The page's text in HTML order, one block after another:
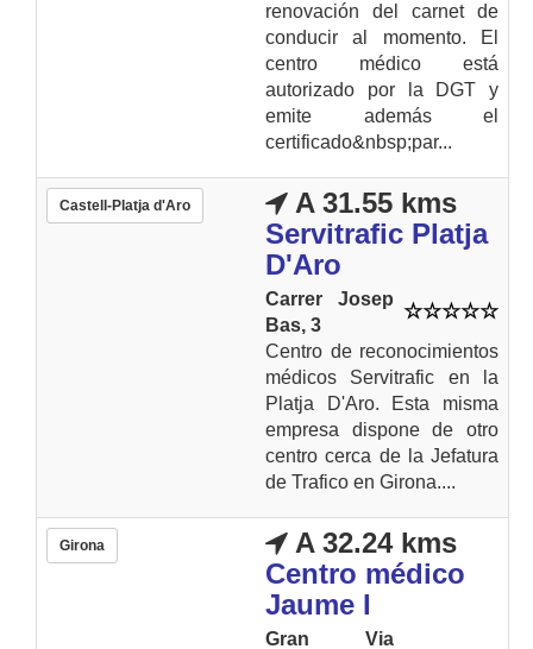
renovación del carnet de
conducir al momento. El
centro médico está
autorizado por la DGT y
emite además el
certificado&nbsp;par...
Castell-Platja d'Aro
A 31.55 kms
Servitrafic Platja
D'Aro
Carrer Josep
Bas, 3
Centro de reconocimientos
médicos Servitrafic en la
Platja D'Aro. Esta misma
empresa dispone de otro
centro cerca de la Jefatura
de Trafico en Girona....
Girona
A 32.24 kms
Centro médico
Jaume I
Gran Via